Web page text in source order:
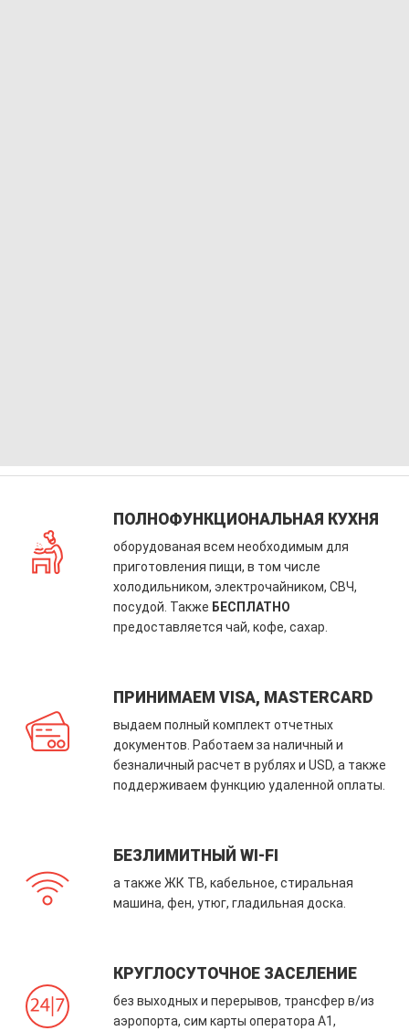
ПОЛНОФУНКЦИОНАЛЬНАЯ КУХНЯ
оборудованая всем необходимым для
приготовления пищи, в том числе
холодильником, электрочайником, СВЧ,
посудой. Также БЕСПЛАТНО
предоставляется чай, кофе, сахар.
ПРИНИМАЕМ VISA, MASTERCARD
выдаем полный комплект отчетных
документов. Работаем за наличный и
безналичный расчет в рублях и USD, а также
поддерживаем функцию удаленной оплаты.
БЕЗЛИМИТНЫЙ WI-FI
а также ЖК ТВ, кабельное, стиральная
машина, фен, утюг, гладильная доска.
КРУГЛОСУТОЧНОЕ ЗАСЕЛЕНИЕ
без выходных и перерывов, трансфер в/из
аэропорта, сим карты оператора А1,